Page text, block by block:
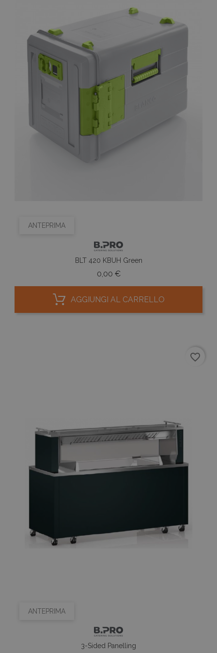
ANTEPRIMA
BLT 420 KBUH Green
0,00 €Prezzo
AGGIUNGI AL CARRELLO
ANTEPRIMA
3-Sided Panelling
favorite_border